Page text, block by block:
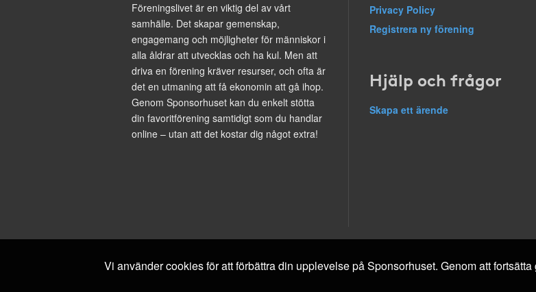
Föreningslivet är en viktig del av vårt
samhälle. Det skapar gemenskap,
engagemang och möjligheter för människor i
alla åldrar att utvecklas och ha kul. Men att
driva en förening kräver resurser, och ofta är
det en utmaning att få ekonomin att gå ihop.
Genom Sponsorhuset kan du enkelt stötta
din favoritförening samtidigt som du handlar
online – utan att det kostar dig något extra!
Privacy Policy
Registrera ny förening
Hjälp och frågor
Skapa ett ärende
Vi använder cookies för att förbättra din upplevelse på Sponsorhuset. Genom att